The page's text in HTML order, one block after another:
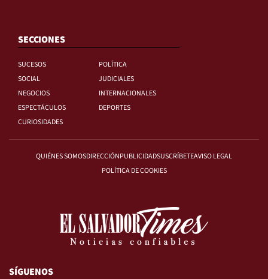
SECCIONES
SUCESOS
POLÍTICA
SOCIAL
JUDICIALES
NEGOCIOS
INTERNACIONALES
ESPECTÁCULOS
DEPORTES
CURIOSIDADES
QUIÉNES SOMOSDIRECCIÓNPUBLICIDADSUSCRÍBETEAVISO LEGAL
POLÍTICA DE COOKIES
SÍGUENOS